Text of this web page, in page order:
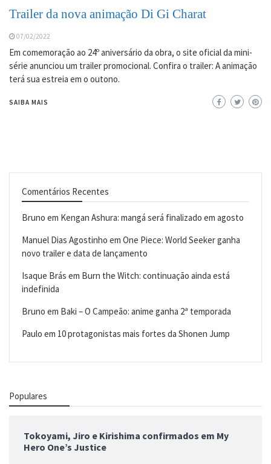
Trailer da nova animação Di Gi Charat
07/02/2022
Em comemoração ao 24º aniversário da obra, o site oficial da mini-
série anunciou um trailer promocional. Confira o trailer: A animação
terá sua estreia em o outono.
SAIBA MAIS
Comentários Recentes
Bruno em Kengan Ashura: mangá será finalizado em agosto
Manuel Dias Agostinho em One Piece: World Seeker ganha
novo trailer e data de lançamento
Isaque Brás em Burn the Witch: continuação ainda está
indefinida
Bruno em Baki – O Campeão: anime ganha 2ª temporada
Paulo em 10 protagonistas mais fortes da Shonen Jump
Populares
Tokoyami, Jiro e Kirishima confirmados em My
Hero One’s Justice